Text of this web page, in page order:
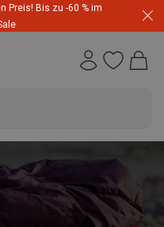
Preis! Bis zu -60 % im